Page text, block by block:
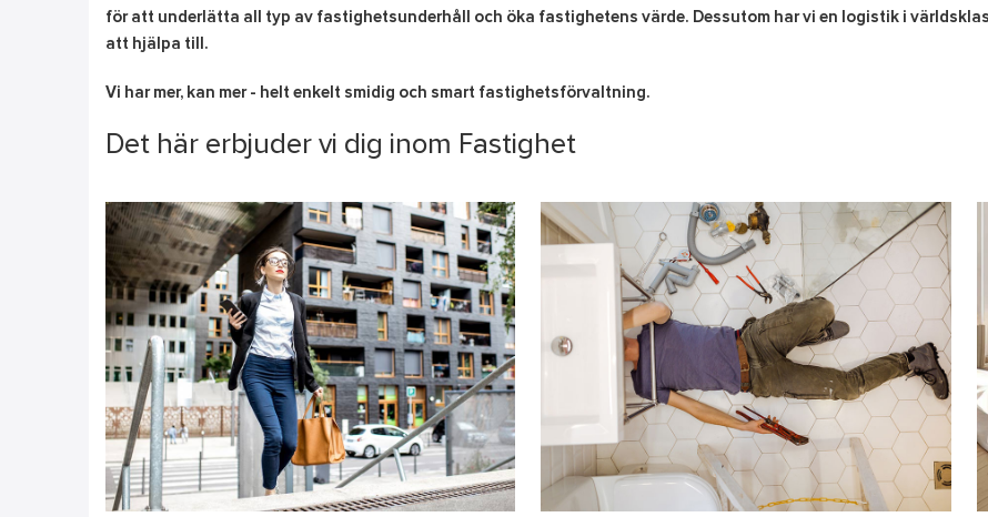
för att underlätta all typ av fastighetsunderhåll och öka fastighetens värde. Dessutom har vi en logistik i
att hjälpa till.
Vi har mer, kan mer - helt enkelt smidig och smart fastighetsförvaltning.
Det här erbjuder vi dig inom Fastighet